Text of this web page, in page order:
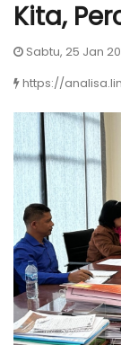
Kita,
Sabtu, 25 Jan
https://